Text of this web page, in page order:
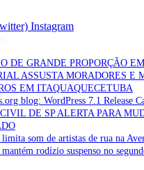
Instagram
DE GRANDE PROPORÇÃO
ASSUSTA MORADORES E
EM ITAQUAQUECETUBA
blog: WordPress 7.1 Release
DE SP ALERTA PARA
som de artistas de rua na
rodízio suspenso no